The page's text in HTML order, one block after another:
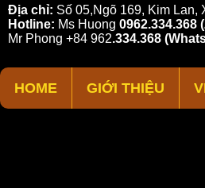
Địa chỉ: Số 05,Ngõ 169, Kim Lan,
Hotline: Ms Huong 0962.334.368
Mr Phong +84 962.334.368
HOME GIỚI THIỆU